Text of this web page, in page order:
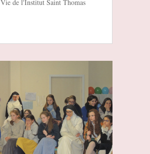
Vie de l'Institut Saint Thomas